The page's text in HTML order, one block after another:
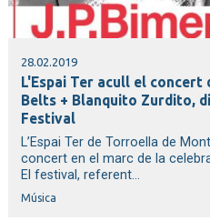
28.02.2019
L'Espai Ter acull el concert
Belts + Blanquito Zurdito,
Festival
L’Espai Ter de Torroella de
concert en el marc de la
El festival, referent...
Música